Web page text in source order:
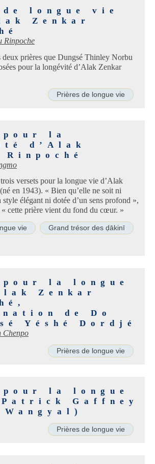
longue vie
Zenkar
Rinpoche
deux prières que Dungsé Thinley Norbu
pour la longévité d’Alak Zenkar
Prières de longue vie
la
d’Alak
versets pour la longue vie d’Alak
en 1943). « Bien qu’elle ne soit ni
style élégant ni dotée d’un sens profond »,
« cette prière vient du fond du cœur. »
vie Grand trésor des ḍākinī
la longue
Zenkar
de Do
Yéshé Dordjé
Chenpo
Prières de longue vie
la longue
Gaffney
Prières de longue vie